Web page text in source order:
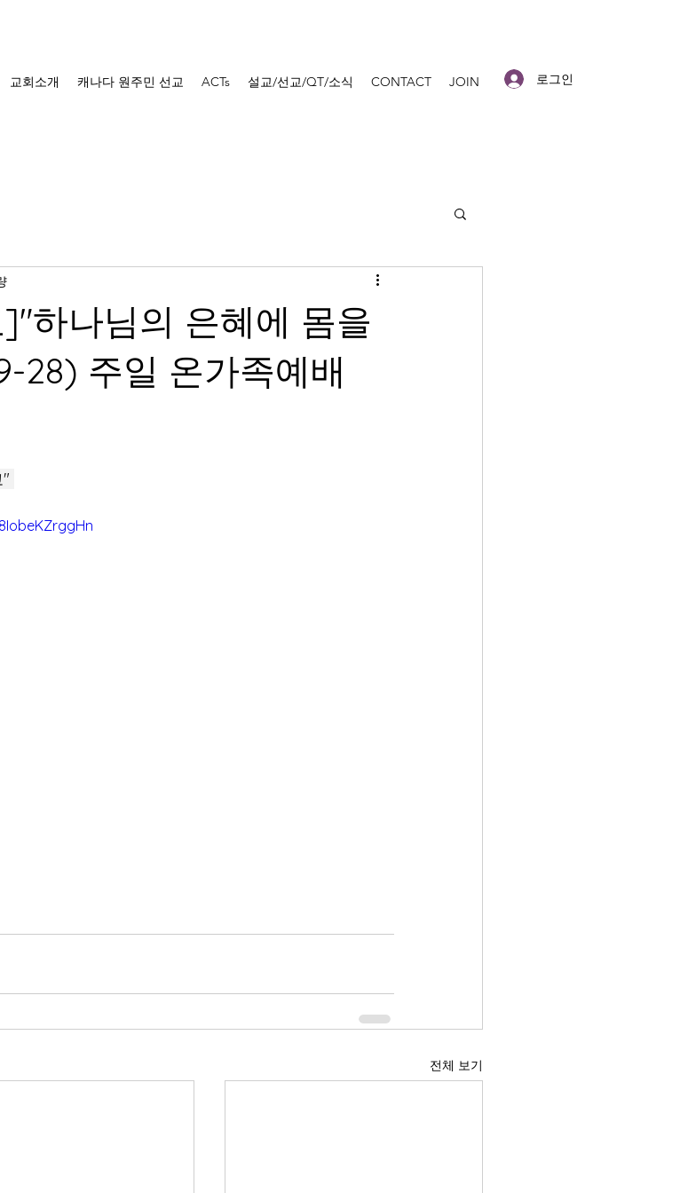
교회소개 캐나다 원주민 선교 ACTs 설교/선교/QT/소식 CONTACT JOIN 로그인
하나님의 은혜에 몸을
28) 주일 온가족예배
전체 보기